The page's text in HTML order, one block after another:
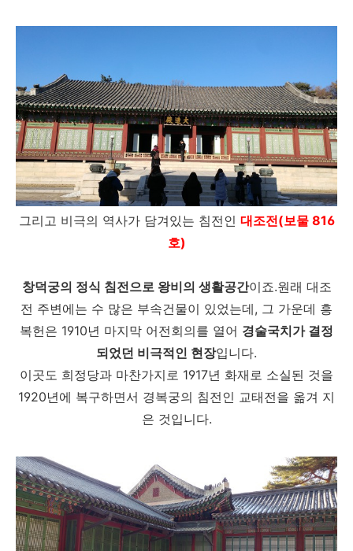
그리고 비극의 역사가 담겨있는 침전인 대조전(보물 816
호)
창덕궁의 정식 침전으로 왕비의 생활공간이죠.원래 대조
전 주변에는 수 많은 부속건물이 있었는데, 그 가운데 흥
복헌은 1910년 마지막 어전회의를 열어 경술국치가 결정
되었던 비극적인 현장입니다.
이곳도 희정당과 마찬가지로 1917년 화재로 소실된 것을
1920년에 복구하면서 경복궁의 침전인 교태전을 옮겨 지
은 것입니다.